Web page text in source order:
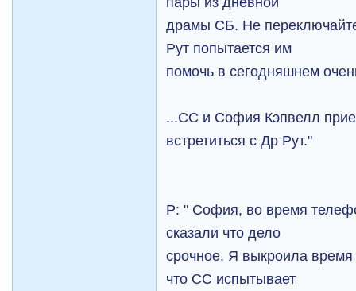
драмы СБ. Не
Рут попытается им
помочь в сегодняшнем
...СС и София Кэпвелл
встретиться с Др Рут."
Р: " София, во время
сказали что дело
срочное. Я выкроила
что СС испытывает